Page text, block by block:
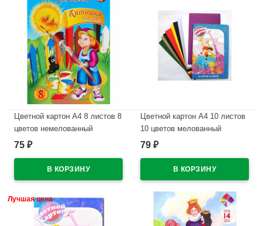
Цветной картон А4 8 листов 8
цветов немелованный
односторонний Лилия
75 ₽
Цветной картон А4 10 листов
10 цветов мелованный
односторонний РАША
79 ₽
Лучшая цена